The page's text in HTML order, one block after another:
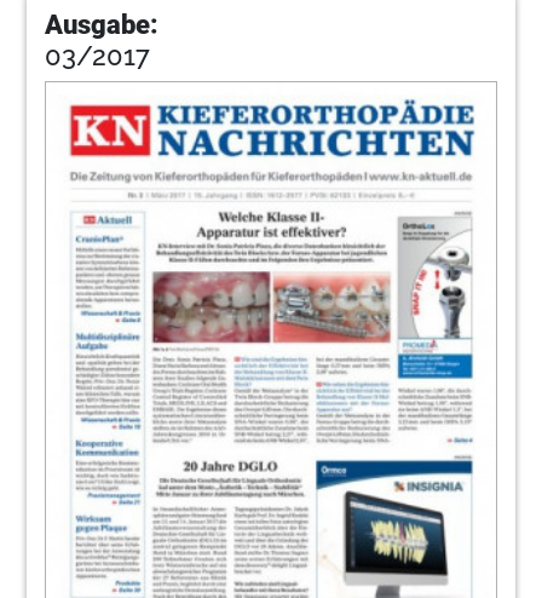
Ausgabe:
03/2017